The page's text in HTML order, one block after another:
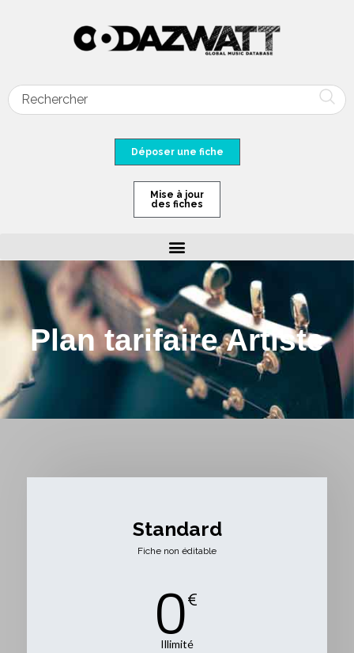
Déposer une fiche
Mise à jour
des fiches
Plan tarifaire Artiste
Standard
Fiche non éditable
0€
Illimité